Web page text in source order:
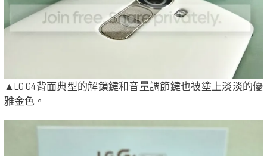
▲LG G4背面典型的解鎖鍵和音量調節鍵也被塗上淡淡的優
雅金色。